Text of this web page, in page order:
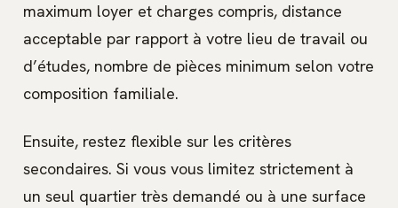
maximum loyer et charges compris, distance
acceptable par rapport à votre lieu de travail ou
d’études, nombre de pièces minimum selon votre
composition familiale.
Ensuite, restez flexible sur les critères
secondaires. Si vous vous limitez strictement à
un seul quartier très demandé ou à une surface